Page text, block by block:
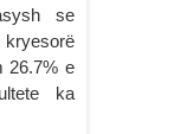
se
kryesorë
26.7% e
ka